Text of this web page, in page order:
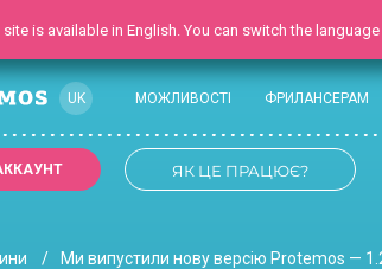
UK
RU
МОЖЛИВОСТІ ФРИЛАНСЕРАМ
ЯК ЦЕ ПРАЦЮЄ?
Ми випустили нову версію Protemos —
site is available in English. You can switch the